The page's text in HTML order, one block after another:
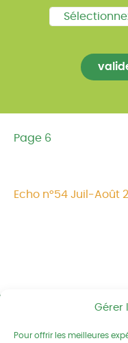
Gérer
Pour offrir les meilleures
Page 6
Echo n°54 Juil-Août
Réseau